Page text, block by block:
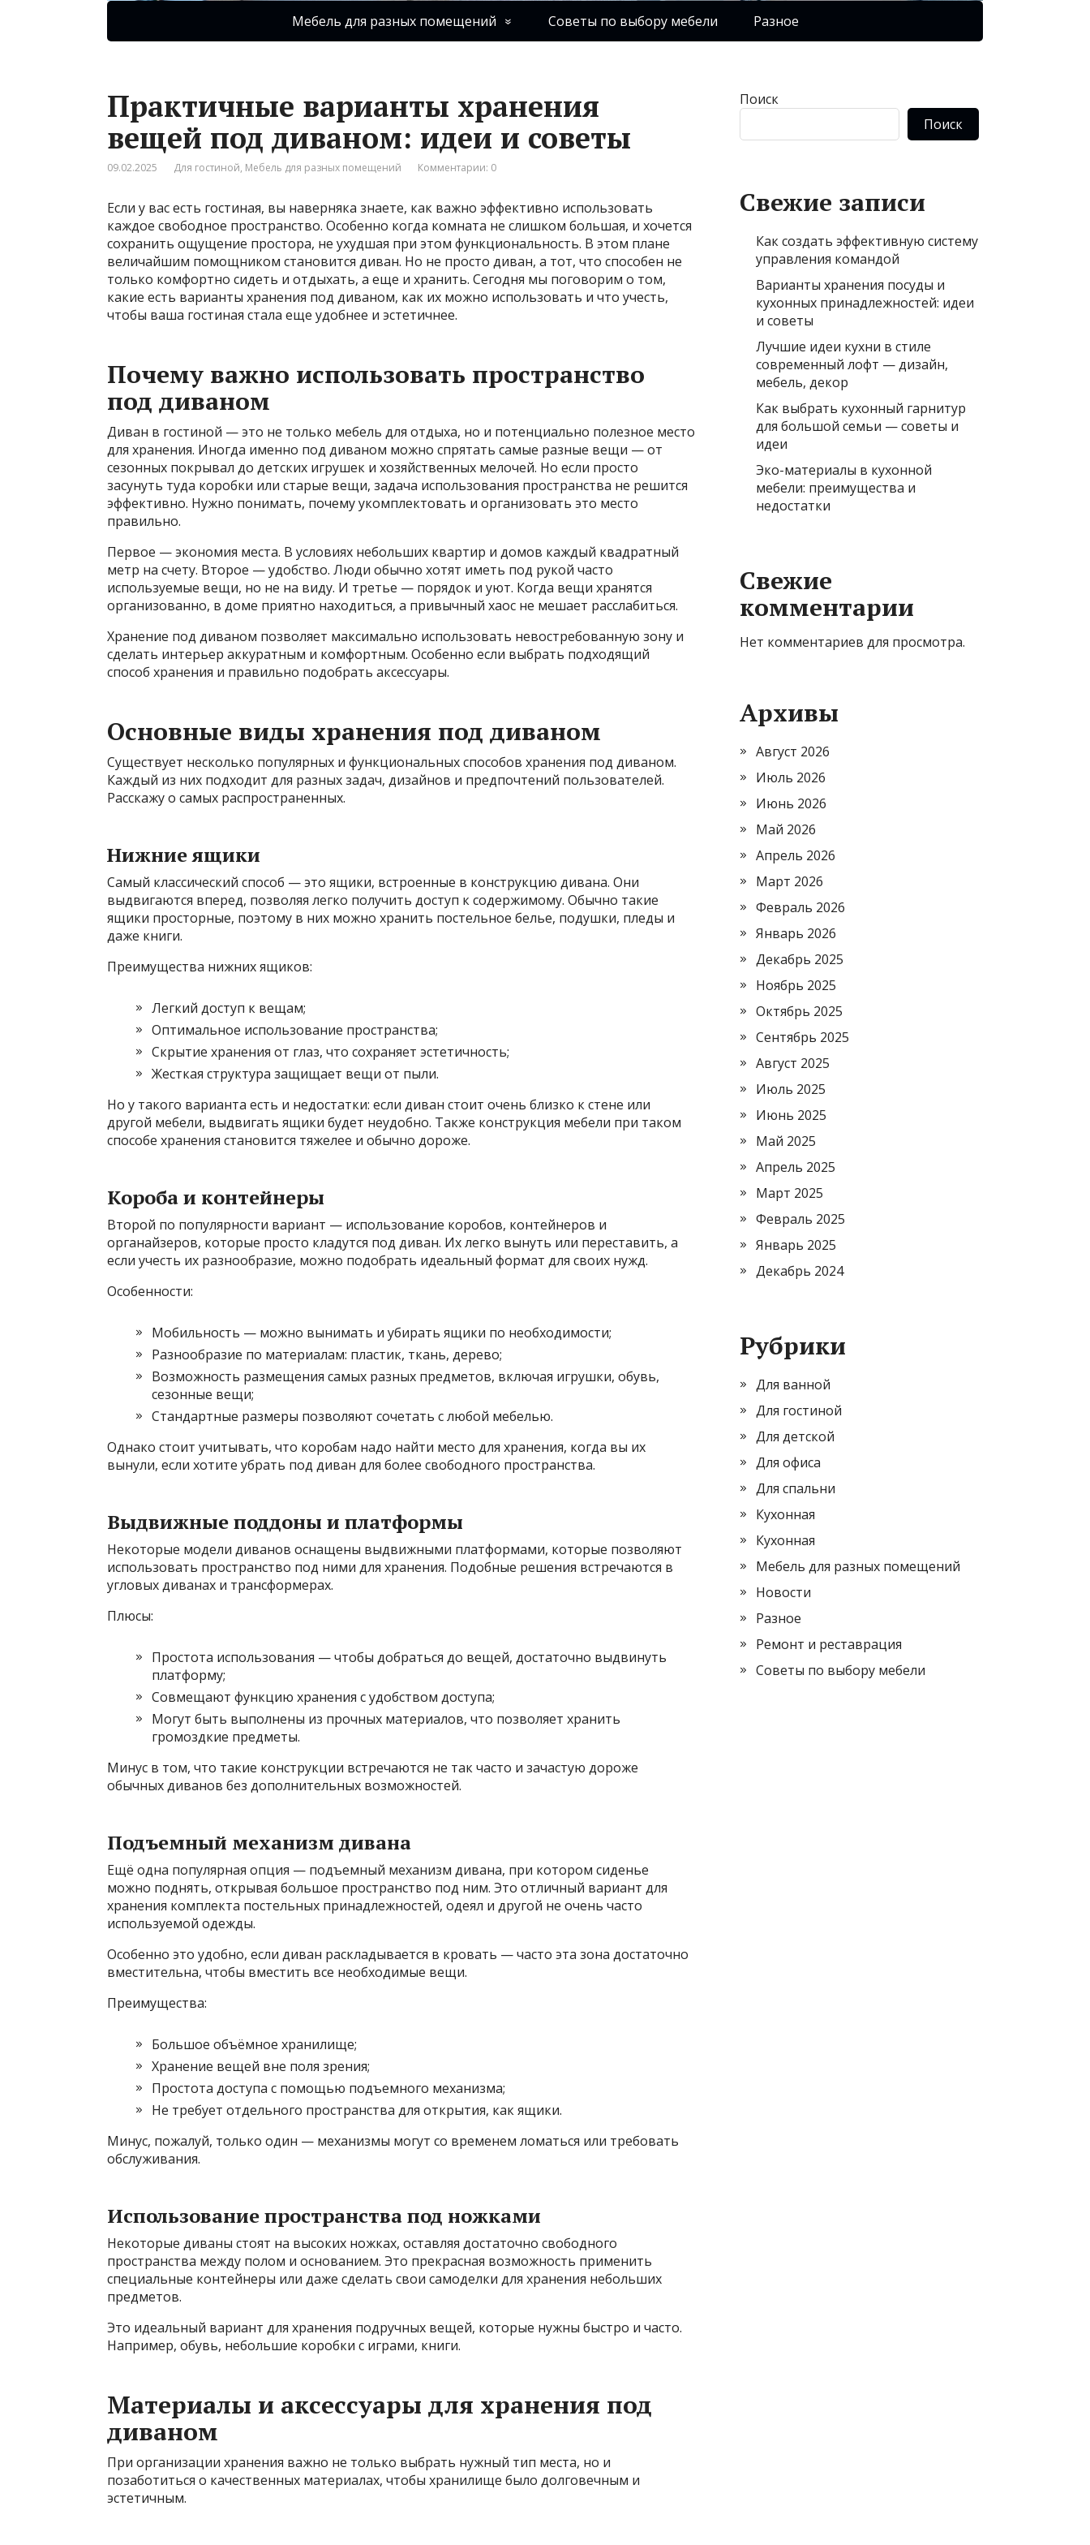
Мебель для разных помещений Советы по выбору мебели Разное
Практичные варианты хранения
вещей под диваном: идеи и советы
09.02.2025 Для гостиной, Мебель для разных помещений Комментарии: 0
Если у вас есть гостиная, вы наверняка знаете, как важно эффективно использовать
каждое свободное пространство. Особенно когда комната не слишком большая, и хочется
сохранить ощущение простора, не ухудшая при этом функциональность. В этом плане
величайшим помощником становится диван. Но не просто диван, а тот, что способен не
только комфортно сидеть и отдыхать, а еще и хранить. Сегодня мы поговорим о том,
какие есть варианты хранения под диваном, как их можно использовать и что учесть,
чтобы ваша гостиная стала еще удобнее и эстетичнее.
Почему важно использовать пространство
под диваном
Диван в гостиной — это не только мебель для отдыха, но и потенциально полезное место
для хранения. Иногда именно под диваном можно спрятать самые разные вещи — от
сезонных покрывал до детских игрушек и хозяйственных мелочей. Но если просто
засунуть туда коробки или старые вещи, задача использования пространства не решится
эффективно. Нужно понимать, почему укомплектовать и организовать это место
правильно.
Первое — экономия места. В условиях небольших квартир и домов каждый квадратный
метр на счету. Второе — удобство. Люди обычно хотят иметь под рукой часто
используемые вещи, но не на виду. И третье — порядок и уют. Когда вещи хранятся
организованно, в доме приятно находиться, а привычный хаос не мешает расслабиться.
Хранение под диваном позволяет максимально использовать невостребованную зону и
сделать интерьер аккуратным и комфортным. Особенно если выбрать подходящий
способ хранения и правильно подобрать аксессуары.
Основные виды хранения под диваном
Существует несколько популярных и функциональных способов хранения под диваном.
Каждый из них подходит для разных задач, дизайнов и предпочтений пользователей.
Расскажу о самых распространенных.
Нижние ящики
Самый классический способ — это ящики, встроенные в конструкцию дивана. Они
выдвигаются вперед, позволяя легко получить доступ к содержимому. Обычно такие
ящики просторные, поэтому в них можно хранить постельное белье, подушки, пледы и
даже книги.
Преимущества нижних ящиков:
Легкий доступ к вещам;
Оптимальное использование пространства;
Скрытие хранения от глаз, что сохраняет эстетичность;
Жесткая структура защищает вещи от пыли.
Но у такого варианта есть и недостатки: если диван стоит очень близко к стене или
другой мебели, выдвигать ящики будет неудобно. Также конструкция мебели при таком
способе хранения становится тяжелее и обычно дороже.
Короба и контейнеры
Второй по популярности вариант — использование коробов, контейнеров и
органайзеров, которые просто кладутся под диван. Их легко вынуть или переставить, а
если учесть их разнообразие, можно подобрать идеальный формат для своих нужд.
Особенности:
Мобильность — можно вынимать и убирать ящики по необходимости;
Разнообразие по материалам: пластик, ткань, дерево;
Возможность размещения самых разных предметов, включая игрушки, обувь,
сезонные вещи;
Стандартные размеры позволяют сочетать с любой мебелью.
Однако стоит учитывать, что коробам надо найти место для хранения, когда вы их
вынули, если хотите убрать под диван для более свободного пространства.
Выдвижные поддоны и платформы
Некоторые модели диванов оснащены выдвижными платформами, которые позволяют
использовать пространство под ними для хранения. Подобные решения встречаются в
угловых диванах и трансформерах.
Плюсы:
Простота использования — чтобы добраться до вещей, достаточно выдвинуть
платформу;
Совмещают функцию хранения с удобством доступа;
Могут быть выполнены из прочных материалов, что позволяет хранить
громоздкие предметы.
Минус в том, что такие конструкции встречаются не так часто и зачастую дороже
обычных диванов без дополнительных возможностей.
Подъемный механизм дивана
Ещё одна популярная опция — подъемный механизм дивана, при котором сиденье
можно поднять, открывая большое пространство под ним. Это отличный вариант для
хранения комплекта постельных принадлежностей, одеял и другой не очень часто
используемой одежды.
Особенно это удобно, если диван раскладывается в кровать — часто эта зона достаточно
вместительна, чтобы вместить все необходимые вещи.
Преимущества:
Большое объёмное хранилище;
Хранение вещей вне поля зрения;
Простота доступа с помощью подъемного механизма;
Не требует отдельного пространства для открытия, как ящики.
Минус, пожалуй, только один — механизмы могут со временем ломаться или требовать
обслуживания.
Использование пространства под ножками
Некоторые диваны стоят на высоких ножках, оставляя достаточно свободного
пространства между полом и основанием. Это прекрасная возможность применить
специальные контейнеры или даже сделать свои самоделки для хранения небольших
предметов.
Это идеальный вариант для хранения подручных вещей, которые нужны быстро и часто.
Например, обувь, небольшие коробки с играми, книги.
Материалы и аксессуары для хранения под
диваном
При организации хранения важно не только выбрать нужный тип места, но и
позаботиться о качественных материалах, чтобы хранилище было долговечным и
эстетичным.
Поиск
Поиск
Свежие записи
Как создать эффективную систему
управления командой
Варианты хранения посуды и
кухонных принадлежностей: идеи
и советы
Лучшие идеи кухни в стиле
современный лофт — дизайн,
мебель, декор
Как выбрать кухонный гарнитур
для большой семьи — советы и
идеи
Эко-материалы в кухонной
мебели: преимущества и
недостатки
Свежие
комментарии
Нет комментариев для просмотра.
Архивы
Август 2026
Июль 2026
Июнь 2026
Май 2026
Апрель 2026
Март 2026
Февраль 2026
Январь 2026
Декабрь 2025
Ноябрь 2025
Октябрь 2025
Сентябрь 2025
Август 2025
Июль 2025
Июнь 2025
Май 2025
Апрель 2025
Март 2025
Февраль 2025
Январь 2025
Декабрь 2024
Рубрики
Для ванной
Для гостиной
Для детской
Для офиса
Для спальни
Кухонная
Кухонная
Мебель для разных помещений
Новости
Разное
Ремонт и реставрация
Советы по выбору мебели